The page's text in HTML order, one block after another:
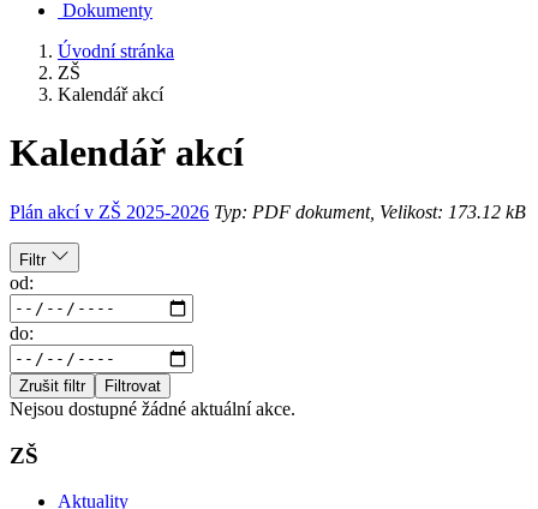
Dokumenty
Úvodní stránka
ZŠ
Kalendář akcí
Kalendář akcí
Plán akcí v ZŠ 2025-2026 Typ: PDF dokument, Velikost: 173.12 kB
Filtr
od:
do:
Zrušit filtr Filtrovat
Nejsou dostupné žádné aktuální akce.
ZŠ
Aktuality